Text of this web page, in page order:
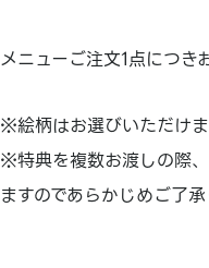
メニューご注文1点につき
※絵柄はお選びいただけま
※特典を複数お渡しの際
ますのであらかじめご了承